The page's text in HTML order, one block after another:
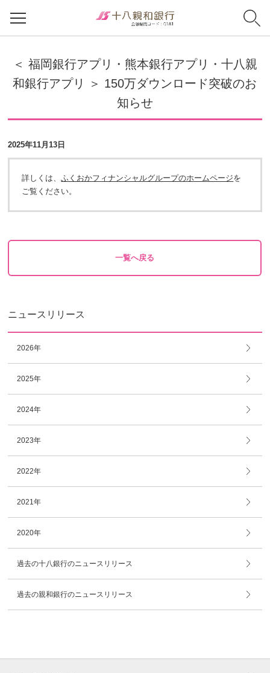
＜ 福岡銀行アプリ・熊本銀行アプリ・十八親
和銀行アプリ ＞ 150万ダウンロード突破のお
知らせ
2025年11月13日
詳しくは、ふくおかフィナンシャルグループのホームページを
ご覧ください。
一覧へ戻る
ニュースリリース
2026年
2025年
2024年
2023年
2022年
2021年
2020年
過去の十八銀行のニュースリリース
過去の親和銀行のニュースリリース